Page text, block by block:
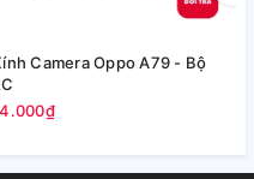
Camera Oppo A79 - Bộ